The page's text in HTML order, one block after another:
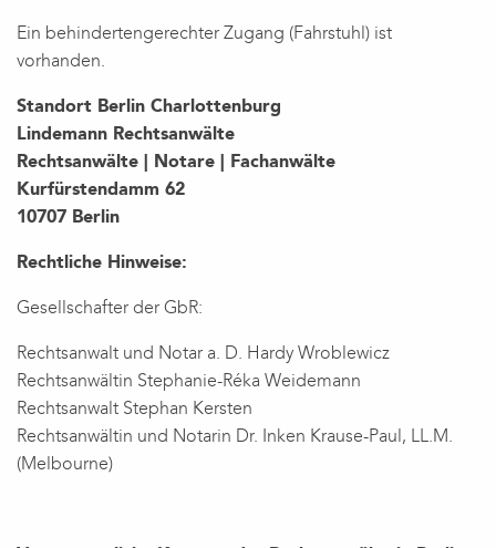
Ein behindertengerechter Zugang (Fahrstuhl) ist
vorhanden.
Standort Berlin Charlottenburg
Lindemann Rechtsanwälte
Rechtsanwälte | Notare | Fachanwälte
Kurfürstendamm 62
10707 Berlin
Rechtliche Hinweise:
Gesellschafter der GbR:
Rechtsanwalt und Notar a. D. Hardy Wroblewicz
Rechtsanwältin Stephanie-Réka Weidemann
Rechtsanwalt Stephan Kersten
Rechtsanwältin und Notarin Dr. Inken Krause-Paul, LL.M.
(Melbourne)